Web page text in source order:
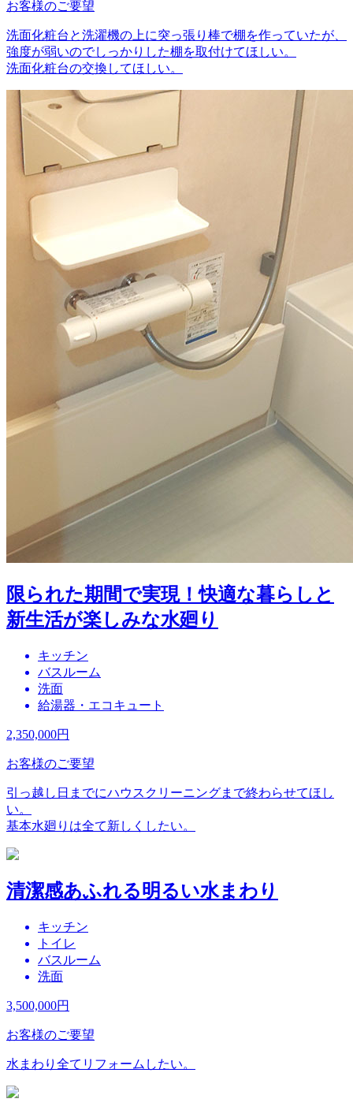
お客様のご要望
洗面化粧台と洗濯機の上に突っ張り棒で棚を作っていたが、
強度が弱いのでしっかりした棚を取付けてほしい。
洗面化粧台の交換してほしい。
限られた期間で実現！快適な暮らしと
新生活が楽しみな水廻り
キッチン
バスルーム
洗面
給湯器・エコキュート
2,350,000円
お客様のご要望
引っ越し日までにハウスクリーニングまで終わらせてほし
い。
基本水廻りは全て新しくしたい。
清潔感あふれる明るい水まわり
キッチン
トイレ
バスルーム
洗面
3,500,000円
お客様のご要望
水まわり全てリフォームしたい。